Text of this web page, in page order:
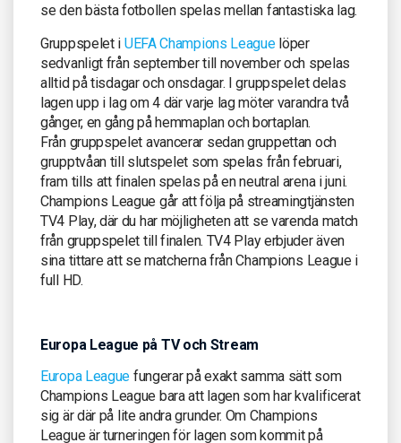
se den bästa fotbollen spelas mellan fantastiska lag.
Gruppspelet i UEFA Champions Leaguelöper
sedvanligt från september till november och spelas
alltid på tisdagar och onsdagar. I gruppspelet delas
lagen upp i lag om 4 där varje lag möter varandra två
gånger, en gång på hemmaplan och bortaplan.
Från gruppspelet avancerar sedan gruppettan och
grupptvåan till slutspelet som spelas från februari,
fram tills att finalen spelas på en neutral arena i juni.
Champions League går att följa på streamingtjänsten
TV4 Play, där du har möjligheten att se varenda match
från gruppspelet till finalen. TV4 Play erbjuder även
sina tittare att se matcherna från Champions League i
full HD.
Europa League på TV och Stream
Europa League fungerar på exakt samma sätt som
Champions League bara att lagen som har kvalificerat
sig är där på lite andra grunder. Om Champions
League är turneringen för lagen som kommit på